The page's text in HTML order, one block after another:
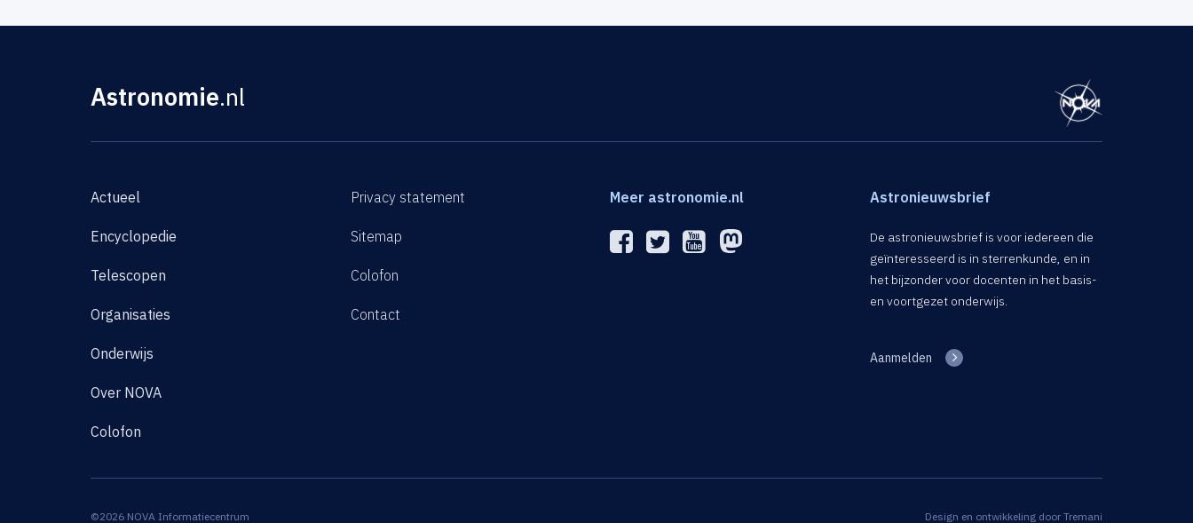
Astronomie.nl
Actueel
Encyclopedie
Telescopen
Organisaties
Onderwijs
Over NOVA
Colofon
Privacy statement
Sitemap
Colofon
Contact
Meer astronomie.nl Astronieuwsbrief
De astronieuwsbrief is voor iedereen die
geïnteresseerd is in sterrenkunde, en in
het bijzonder voor docenten in het basis-
en voortgezet onderwijs.
Aanmelden
©2026 NOVA Informatiecentrum Design en ontwikkeling door Tremani